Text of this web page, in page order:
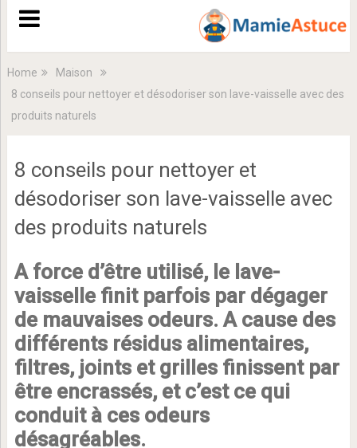
Home
Maison
8 conseils pour nettoyer et désodoriser son lave-vaisselle avec des
produits naturels
8 conseils pour nettoyer et
désodoriser son lave-vaisselle avec
des produits naturels
A force d’être utilisé, le lave-
vaisselle finit parfois par dégager
de mauvaises odeurs. A cause des
différents résidus alimentaires,
filtres, joints et grilles finissent par
être encrassés, et c’est ce qui
conduit à ces odeurs
désagréables.